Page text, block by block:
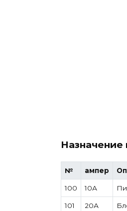
Назначение
№ ампер
100 10А
101 20А